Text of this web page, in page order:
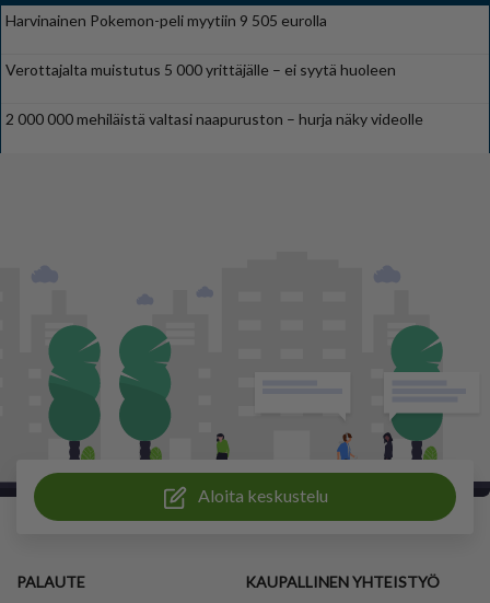
Harvinainen Pokemon-peli myytiin 9 505 eurolla
Verottajalta muistutus 5 000 yrittäjälle – ei syytä huoleen
2 000 000 mehiläistä valtasi naapuruston – hurja näky videolle
Aloita keskustelu
PALAUTE KAUPALLINEN YHTEISTYÖ